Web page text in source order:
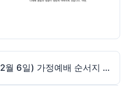
11월 5주(11월 30일~12월 6일) 가정예배 순서지 : 나도제자입니다5 [교육부] + 가정예배 설문지